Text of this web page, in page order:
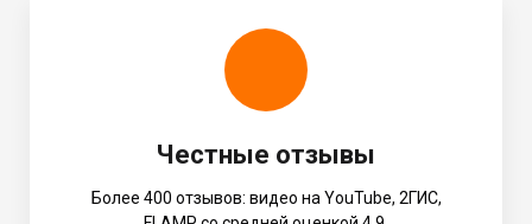
Честные отзывы
Более 400 отзывов: видео на YouTube, 2ГИС,